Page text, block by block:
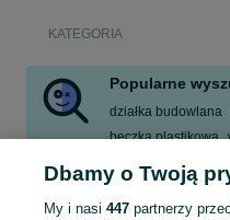
KATEGORIA
Popularne
działka budowlana
beczka plastikowa
klapa bagażnika
Dbamy o Twoją
My i nasi 447partnerzy